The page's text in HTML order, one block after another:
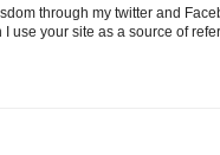
through my twitter and
use your site as a source of